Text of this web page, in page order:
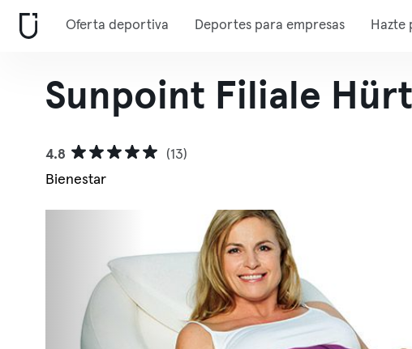
Oferta deportiva Deportes para empresas Hazte
Sunpoint Filiale
4.8
(13)
Bienestar